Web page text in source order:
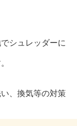
シュレッダーに
、換気等の対策